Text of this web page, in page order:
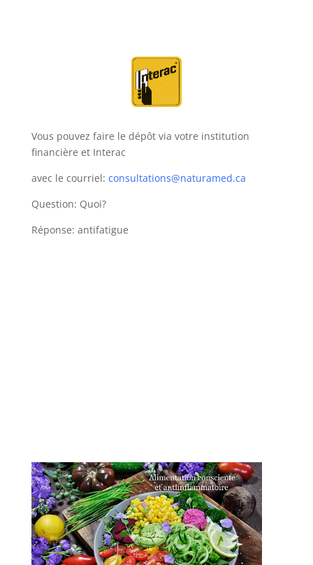
Vous pouvez faire le dépôt via votre institution
financière et Interac
avec le courriel: consultations@naturamed.ca
Question: Quoi?
Réponse: antifatigue